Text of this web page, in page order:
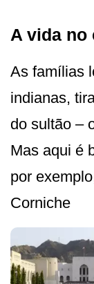
A vida no
As famílias
indianas,
do sultão –
Mas aqui é
por
Corniche